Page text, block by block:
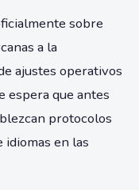
sobre
a la
ajustes operativos
espera que antes
protocolos
en las